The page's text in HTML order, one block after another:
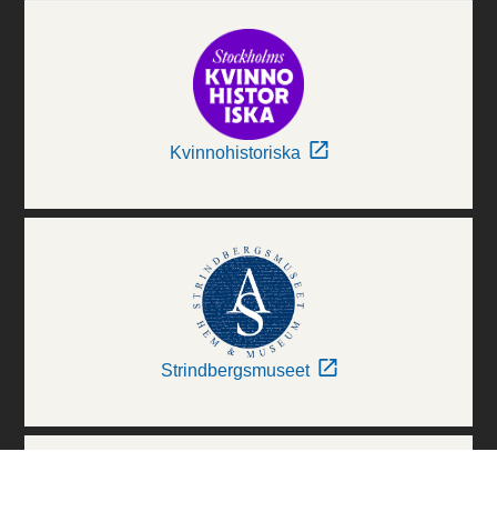
Kvinnohistoriska
Strindbergsmuseet